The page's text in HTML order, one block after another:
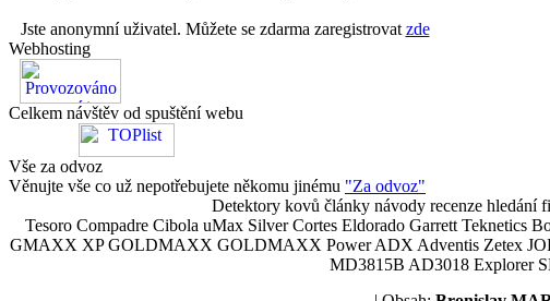
Jste anonymní uživatel. Můžete se zdarma zaregistrovat zde
Webhosting
Celkem návštěv od spuštění webu
Vše za odvoz
Věnujte vše co už nepotřebujete někomu jinému "Za odvoz"
Detektory kovů články návody recenze hledání
Tesoro Compadre Cibola uMax Silver Cortes Eldorado Garrett Teknetics
GMAXX XP GOLDMAXX GOLDMAXX Power ADX Adventis Zetex
MD3815B AD3018 Explorer